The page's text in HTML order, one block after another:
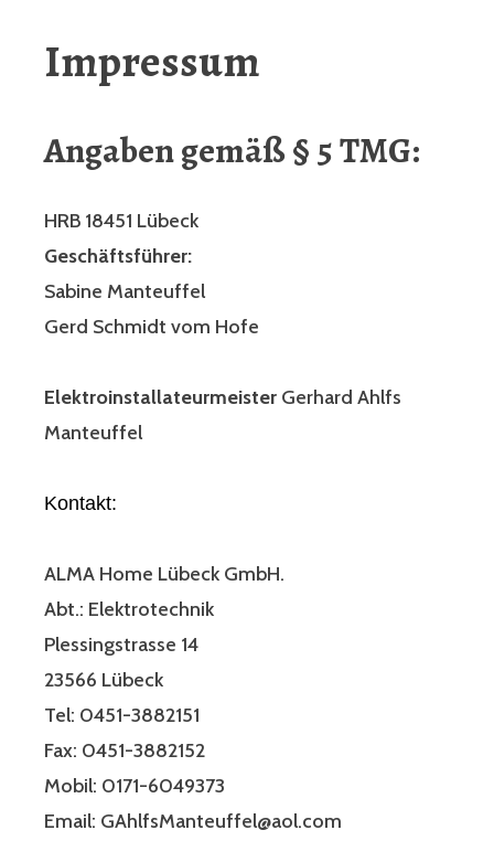
Impressum
Angaben gemäß § 5 TMG:
HRB 18451 Lübeck
Geschäftsführer:
Sabine Manteuffel
Gerd Schmidt vom Hofe
Elektroinstallateurmeister Gerhard Ahlfs
Manteuffel
Kontakt:
ALMA Home Lübeck GmbH.
Abt.: Elektrotechnik
Plessingstrasse 14
23566 Lübeck
Tel: 0451-3882151
Fax: 0451-3882152
Mobil: 0171-6049373
Email: GAhlfsManteuffel@aol.com